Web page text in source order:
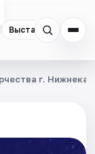
Выставки
г.